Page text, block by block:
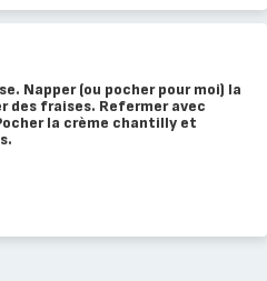
Napper (ou pocher pour moi) la
des fraises. Refermer avec
la crème chantilly et